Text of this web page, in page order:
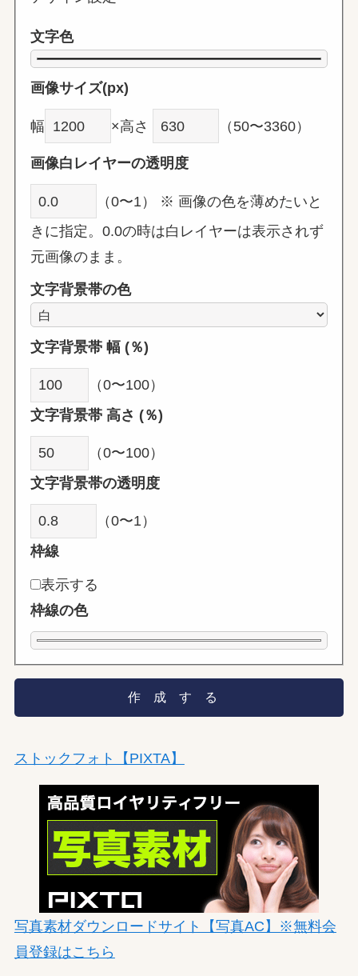
文字色
画像サイズ(px)
幅 ×高さ （50〜3360）
画像白レイヤーの透明度
（0〜1） ※ 画像の色を薄めたいと
きに指定。0.0の時は白レイヤーは表示されず
元画像のまま。
文字背景帯の色
文字背景帯 幅 (％)
（0〜100）
文字背景帯 高さ (％)
（0〜100）
文字背景帯の透明度
（0〜1）
枠線
表示する
枠線の色
ストックフォト【PIXTA】
写真素材ダウンロードサイト【写真AC】※無料会
員登録はこちら